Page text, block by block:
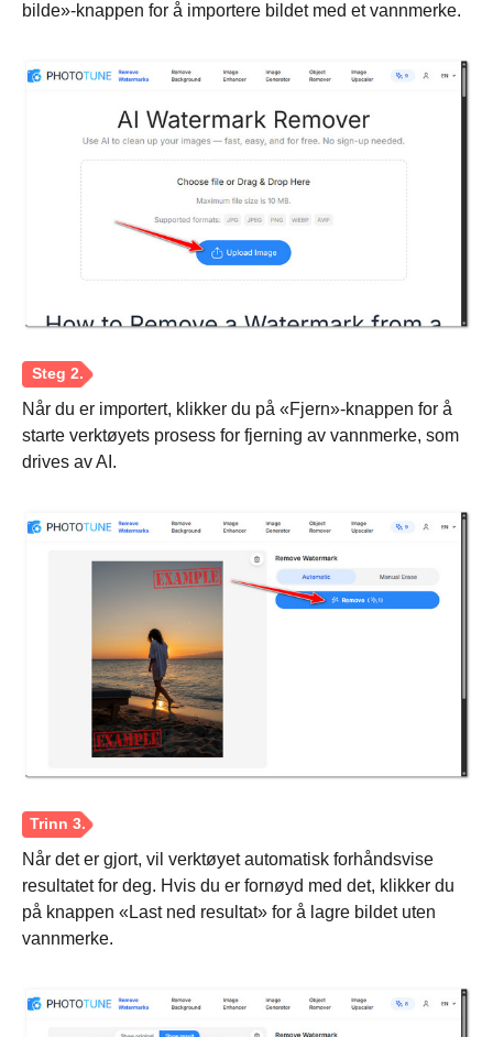
bilde»-knappen for å importere bildet med et vannmerke.
Når du er importert, klikker du på «Fjern»-knappen for å
starte verktøyets prosess for fjerning av vannmerke, som
drives av AI.
Når det er gjort, vil verktøyet automatisk forhåndsvise
resultatet for deg. Hvis du er fornøyd med det, klikker du
på knappen «Last ned resultat» for å lagre bildet uten
vannmerke.